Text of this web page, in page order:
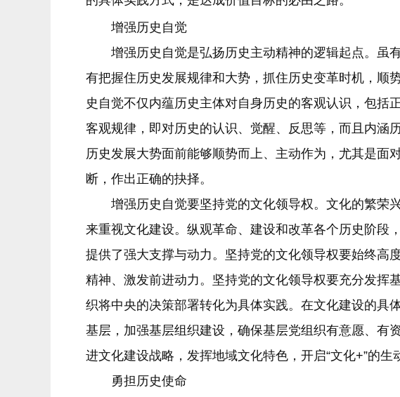
增强历史自觉
增强历史自觉是弘扬历史主动精神的逻辑起点。虽
有把握住历史发展规律和大势，抓住历史变革时机，顺
史自觉不仅内蕴历史主体对自身历史的客观认识，包括
客观规律，即对历史的认识、觉醒、反思等，而且内涵
历史发展大势面前能够顺势而上、主动作为，尤其是面
断，作出正确的抉择。
增强历史自觉要坚持党的文化领导权。文化的繁荣
来重视文化建设。纵观革命、建设和改革各个历史阶段
提供了强大支撑与动力。坚持党的文化领导权要始终高
精神、激发前进动力。坚持党的文化领导权要充分发挥
织将中央的决策部署转化为具体实践。在文化建设的具
基层，加强基层组织建设，确保基层党组织有意愿、有
进文化建设战略，发挥地域文化特色，开启“文化+”的生
勇担历史使命